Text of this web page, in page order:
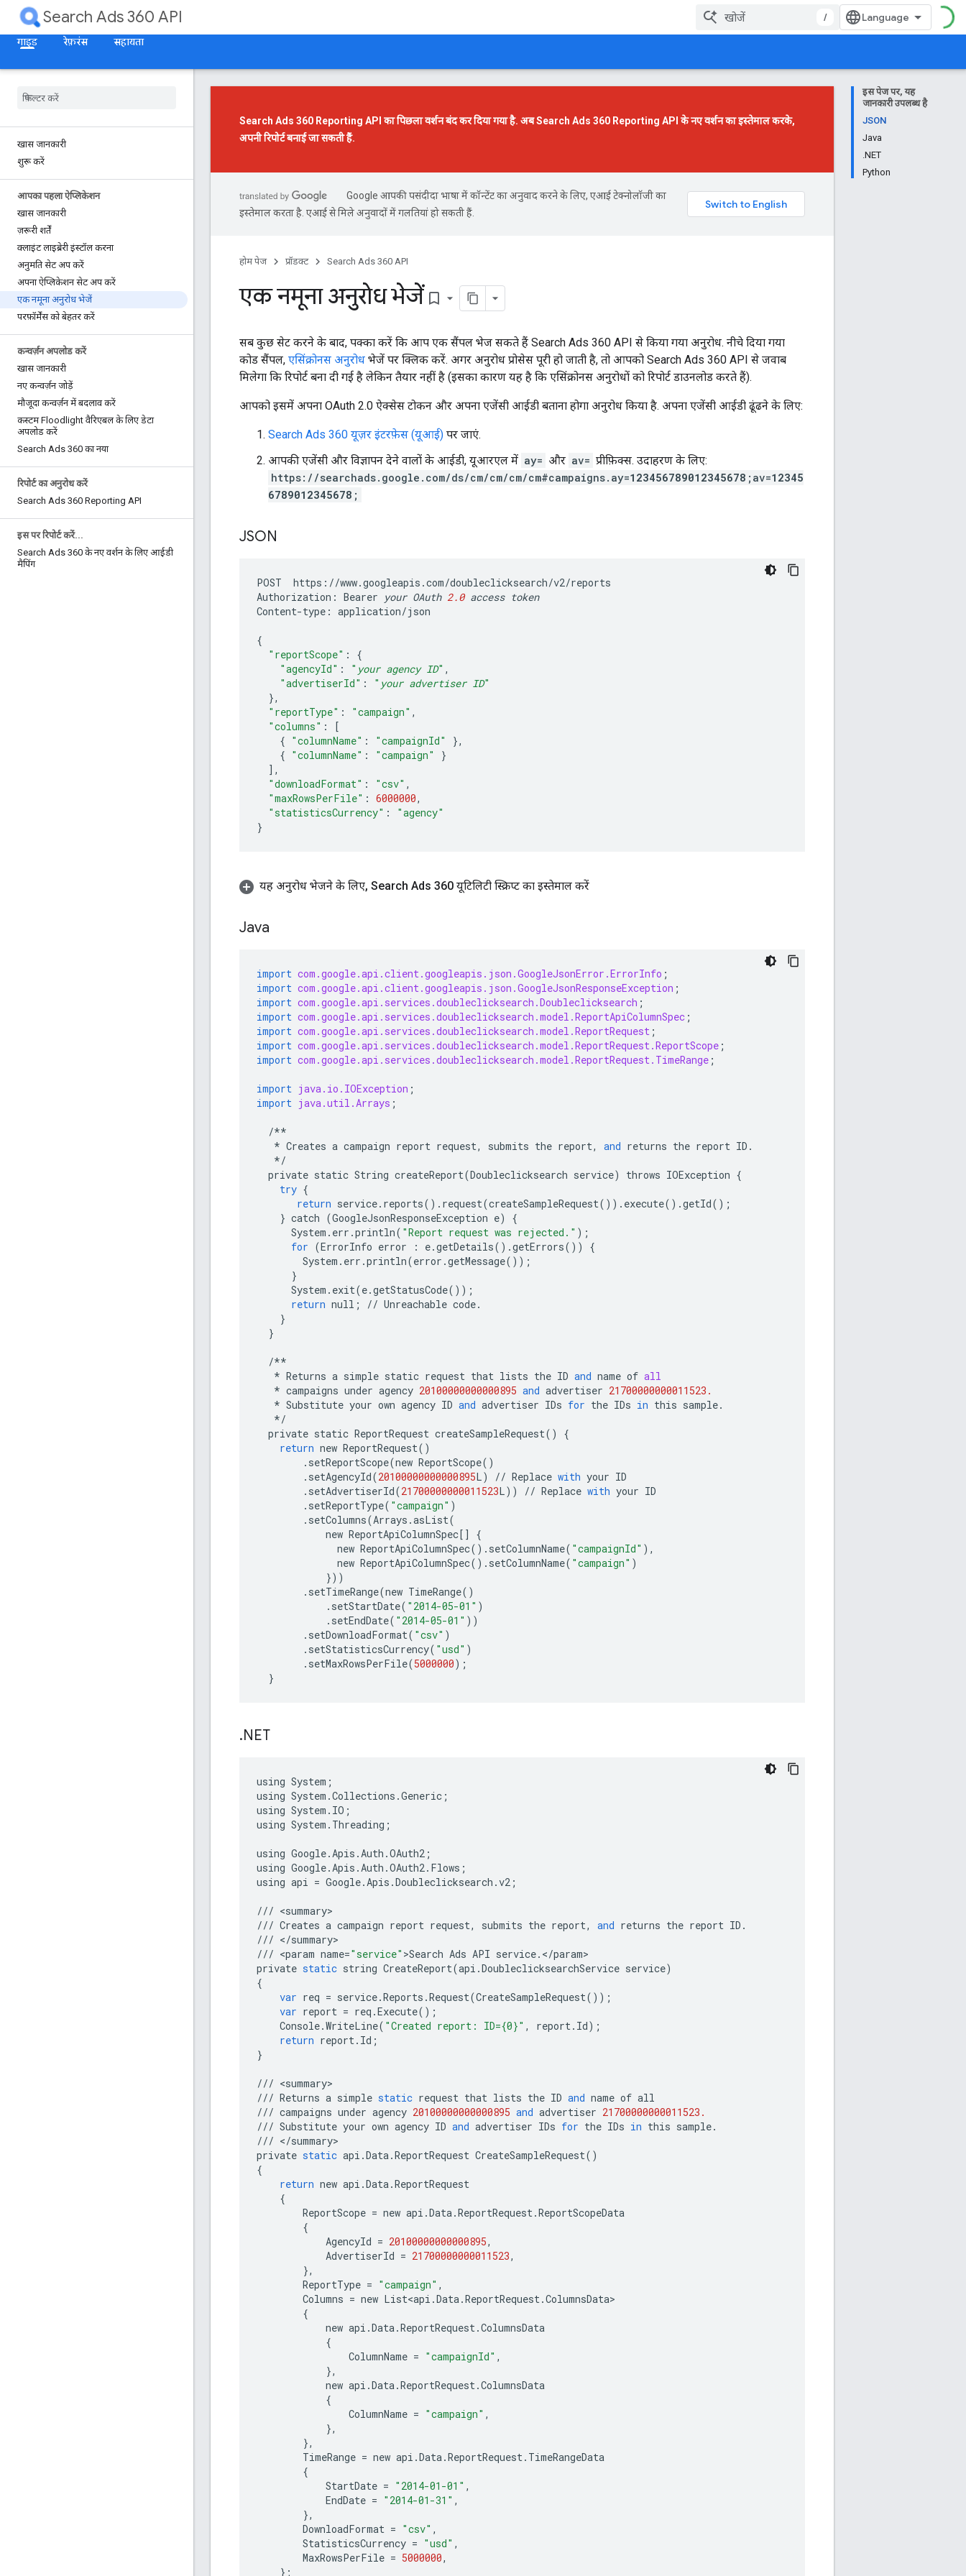
Search Ads 360 API
/
गाइड
रेफ़रंस सहायता
खास जानकारी
शुरू करें
आपका पहला ऐप्लिकेशन
खास जानकारी
ज़रूरी शर्तें
क्लाइंट लाइब्रेरी इंस्टॉल करना
अनुमति सेट अप करें
अपना ऐप्लिकेशन सेट अप करें
एक नमूना अनुरोध भेजें
परफ़ॉर्मेंस को बेहतर करें
कन्वर्ज़न अपलोड करें
खास जानकारी
नए कन्वर्ज़न जोड़ें
मौजूदा कन्वर्ज़न में बदलाव करें
कस्टम Floodlight वैरिएबल के लिए डेटा
अपलोड करें
Search Ads 360 का नया
रिपोर्ट का अनुरोध करें
Search Ads 360 Reporting API
इस पर रिपोर्ट करें...
Search Ads 360 के नए वर्शन के लिए आईडी
मैपिंग
इस पेज पर, यह
जानकारी उपलब्ध है
JSON
Java
.NET
Python
Search Ads 360 Reporting API का पिछला वर्शन बंद कर दिया गया है. अबSearch Ads 360 Reporting API के नए वर्शनका इस्तेमाल करके,
अपनी रिपोर्ट बनाई जा सकती हैं.
Google आपकी पसंदीदा भाषा में कॉन्टेंट का अनुवाद करने के लिए, एआई टेक्नोलॉजी का
इस्तेमाल करता है. एआई से मिले अनुवादों में गलतियां हो सकती हैं.
होम पेज प्रॉडक्ट Search Ads 360 API
एक नमूना अनुरोध भेजें bookmark_border
सब कुछ सेट करने के बाद, पक्का करें कि आप एक सैंपल भेज सकते हैं Search Ads 360 API से किया गया अनुरोध. नीचे दिया गया
कोड सैंपल, एसिंक्रोनस अनुरोध भेजें पर क्लिक करें. अगर अनुरोध प्रोसेस पूरी हो जाती है, तो आपको Search Ads 360 API से जवाब
मिलेगा कि रिपोर्ट बना दी गई है लेकिन तैयार नहीं है (इसका कारण यह है कि एसिंक्रोनस अनुरोधों को रिपोर्ट डाउनलोड करते हैं).
आपको इसमें अपना OAuth 2.0 ऐक्सेस टोकन और अपना एजेंसी आईडी बताना होगा अनुरोध किया है. अपना एजेंसी आईडी ढूंढने के लिए:
Search Ads 360 यूज़र इंटरफ़ेस (यूआई) पर जाएं.
आपकी एजेंसी और विज्ञापन देने वालों के आईडी, यूआरएल में ay= और av= प्रीफ़िक्स. उदाहरण के लिए:
https://searchads.google.com/ds/cm/cm/cm/cm#campaigns.ay=123456789012345678 ;av=12345
6789012345678 ;
JSON
POST https : //www.googleapis .com/doubleclicksearch/v2/reports
Authorization : Bearer your OAuth 2.0 access token
Content-type : application/json
{
"reportScope" :
{
"agencyId" : " your agency ID" ,
"advertiserId" : " your advertiser ID"
},
"reportType" : "campaign" ,
"columns" :
[
{ "columnName" : "campaignId"
},
{ "columnName" : "campaign"
}
],
"downloadFormat" : "csv" ,
"maxRowsPerFile" : 6000000,
"statisticsCurrency" :
"agency"
}
यह अनुरोध भेजने के लिए, Search Ads 360 यूटिलिटी स्क्रिप्ट का इस्तेमाल करें
Java
import com.google.api.client.googleapis.json.GoogleJsonError.ErrorInfo ;
import com.google.api.client.googleapis.json.GoogleJsonResponseException ;
import com.google.api.services.doubleclicksearch.Doubleclicksearch ;
import com.google.api.services.doubleclicksearch.model.ReportApiColumnSpec ;
import com.google.api.services.doubleclicksearch.model.ReportRequest ;
import com.google.api.services.doubleclicksearch.model.ReportRequest.ReportScope ;
import com.google.api.services.doubleclicksearch.model.ReportRequest.TimeRange ;
import java.io.IOException ;
import java.util.Arrays ;
/**
* Creates a campaign report request, submits the report, and returns the report ID .
*/
private static String createReport(Doubleclicksearch service) throws IOException {
try {
return service. reports() . request(createSampleRequest()) . execute() .getId();
} catch (GoogleJsonResponseException e)
{
System . err .println( "Report request was rejected." );
for (ErrorInfo error : e.getDetails() .getErrors())
{
System . err .println(error .getMessage());
}
System . exit(e.getStatusCode());
return null ; // Unreachable code.
}
}
/**
* Returns a simple static request that lists the ID and name of all
* campaigns under agency 20100000000000895 and advertiser 21700000000011523.
* Substitute your own agency ID and advertiser IDs for the IDs in this sample.
*/
private static ReportRequest createSampleRequest()
{
return new ReportRequest()
. setReportScope(new ReportScope()
. setAgencyId(20100000000000895L) // Replace with your ID
. setAdvertiserId(21700000000011523L)) // Replace with your ID
. setReportType( "campaign" )
. setColumns(Arrays .asList(
new ReportApiColumnSpec[]
{
new ReportApiColumnSpec() . setColumnName( "campaignId" ),
new ReportApiColumnSpec() . setColumnName( "campaign" )
}))
. setTimeRange(new TimeRange()
. setStartDate( "2014-05-01" )
. setEndDate( "2014-05-01" ))
. setDownloadFormat( "csv" )
. setStatisticsCurrency( "usd" )
. setMaxRowsPerFile(5000000);
}
.NET
using System ;
using System .Collections .Generic ;
using System . IO ;
using System . Threading ;
using Google.Apis .Auth .OAuth2 ;
using Google.Apis .Auth .OAuth2. Flows ;
using api = Google.Apis .Doubleclicksearch .v2 ;
/// <summary
/// Creates a campaign report request, submits the report, and returns the report ID .
/// </summary
/// <param name="service" >Search Ads API service.</param
private static string CreateReport(api .DoubleclicksearchService service)
{
var req = service.Reports .Request(CreateSampleRequest());
var report = req .Execute();
Console.WriteLine( "Created report: ID={0}" , report. Id);
return report. Id ;
}
/// <summary
/// Returns a simple static request that lists the ID and name of all
/// campaigns under agency 20100000000000895 and advertiser 21700000000011523.
/// Substitute your own agency ID and advertiser IDs for the IDs in this sample.
/// </summary
private static api .Data.ReportRequest CreateSampleRequest()
{
return new api .Data.ReportRequest
{
ReportScope = new api .Data.ReportRequest.ReportScopeData
{
AgencyId = 20100000000000895,
AdvertiserId = 21700000000011523,
},
ReportType = "campaign" ,
Columns = new List<api .Data.ReportRequest.ColumnsData>
{
new api .Data.ReportRequest.ColumnsData
{
ColumnName = "campaignId" ,
},
new api .Data.ReportRequest.ColumnsData
{
ColumnName = "campaign" ,
},
},
TimeRange = new api .Data.ReportRequest. TimeRangeData
{
StartDate = "2014-01-01" ,
EndDate = "2014-01-31" ,
},
DownloadFormat = "csv" ,
StatisticsCurrency = "usd" ,
MaxRowsPerFile = 5000000,
};